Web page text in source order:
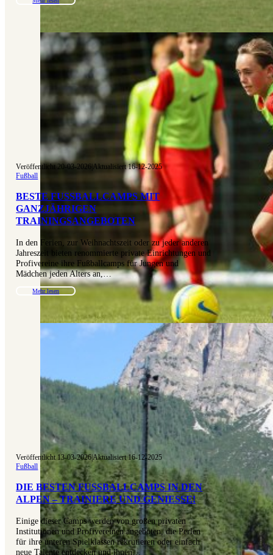
Veröffentlicht 20-03-2026|Aktualisiert 16-12-2025
Fußball
BESTE FUSSBALLCAMPS MIT G
ANZJÄHRIGEN T
RAININGSANGEBOTEN
In den Ferien, zur Weihnachtszeit oder zu jeder anderen
Jahreszeit bieten renommierte private Einrichtungen und
Profivereine ihre Fußballcamps für Jungen und
Mädchen jeden Alters an,…
Mehr lesen
Veröffentlicht 13-03-2026|Aktualisiert 16-12-2025
Fußball
DIE BESTEN FUSSBALLCAMPS IN DEN A
LPEN – TRAINIERE UND GENIESSE!
Einige dieser Camps werden von großen privaten
Institutionen und Profivereinen angeboten, die Perlen
für ihre unteren Spielklassen rekrutieren oder einfach
neue Talente entdecken und ihnen…